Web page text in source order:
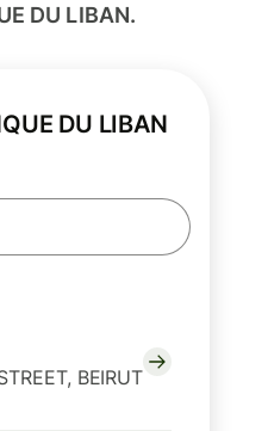
DU LIBAN.
DU LIBAN
BEIRUT